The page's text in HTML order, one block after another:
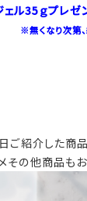
ェル35ｇプレ
※無くなり次第、
ご紹介した商
その他商品もお